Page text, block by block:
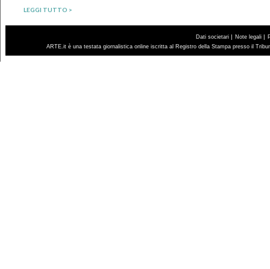
LEGGI TUTTO >
Dati societari | Note legali |
ARTE.it è una testata giornalistica online iscritta al Registro della Stampa presso il